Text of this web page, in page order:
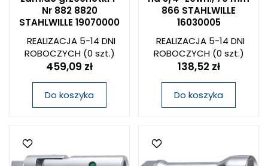
Nr 882 8820
STAHLWILLE 19070000
REALIZACJA 5-14 DNI
ROBOCZYCH(0 szt.)
459,09 zł
Do koszyka
866 STAHLWILLE
16030005
REALIZACJA 5-14 DNI
ROBOCZYCH(0 szt.)
138,52 zł
Do koszyka